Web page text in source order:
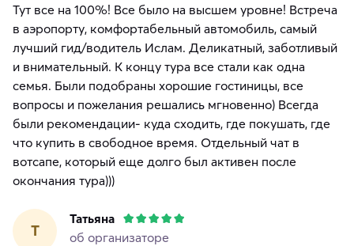
Тут все на 100%! Все было на высшем уровне! Встреча
в аэропорту, комфортабельный автомобиль, самый
лучший гид/водитель Ислам. Деликатный, заботливый
и внимательный. К концу тура все стали как одна
семья. Были подобраны хорошие гостиницы, все
вопросы и пожелания решались мгновенно) Всегда
были рекомендации- куда сходить, где покушать, где
что купить в свободное время. Отдельный чат в
вотсапе, который еще долго был активен после
окончания тура)))
Т
Татьяна
об организаторе